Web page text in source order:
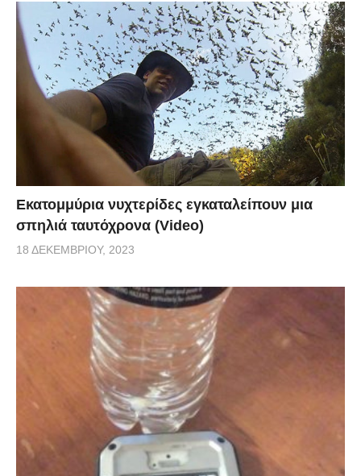
Εκατομμύρια νυχτερίδες εγκαταλείπουν μια
σπηλιά ταυτόχρονα (Video)
18 ΔΕΚΕΜΒΡΊΟΥ, 2023